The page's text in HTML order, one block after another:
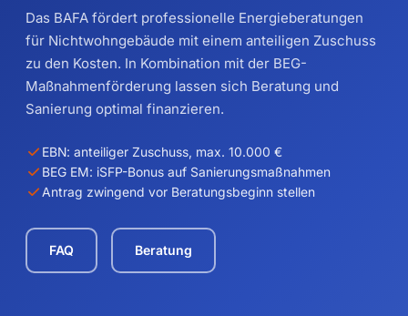
Das BAFA fördert professionelle Energieberatungen
für Nichtwohngebäude mit einem anteiligen Zuschuss
zu den Kosten. In Kombination mit der BEG-
Maßnahmenförderung lassen sich Beratung und
Sanierung optimal finanzieren.
EBN: anteiliger Zuschuss, max. 10.000 €
BEG EM: iSFP-Bonus auf Sanierungsmaßnahmen
Antrag zwingend vor Beratungsbeginn stellen
FAQ Beratung